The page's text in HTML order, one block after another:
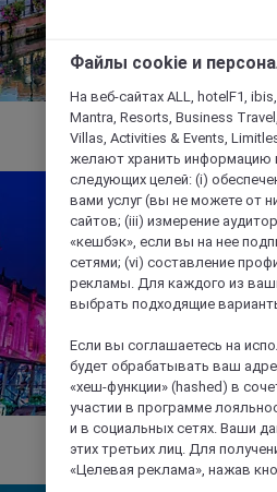
Файлы cookie и
На веб-сайтах ALL, hotelF1,
Mantra, Resorts, Business
Villas, Activities & Events,
желают хранить информацию
следующих целей: (i)
вами услуг (вы не можете от
сайтов; (iii) измерение
«кешбэк», если вы на нее
сетями; (vi) составление
рекламы. Для каждого из
выбрать подходящие
Если вы соглашаетесь на
будет обрабатывать ваш
«хеш-функции» (hashed) в
участии в программе
и в социальных сетях. Ваши
этих третьих лиц. Для
«Целевая реклама», нажав